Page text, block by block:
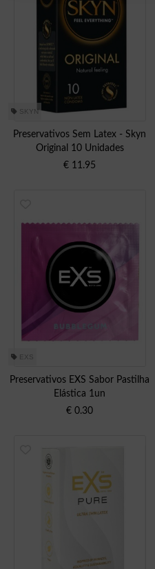
SKYN
Preservativos Sem Latex - Skyn
Original 10 Unidades
€ 11.95
EXS
Preservativos EXS Sabor Pastilha
Elástica 1un
€ 0.30